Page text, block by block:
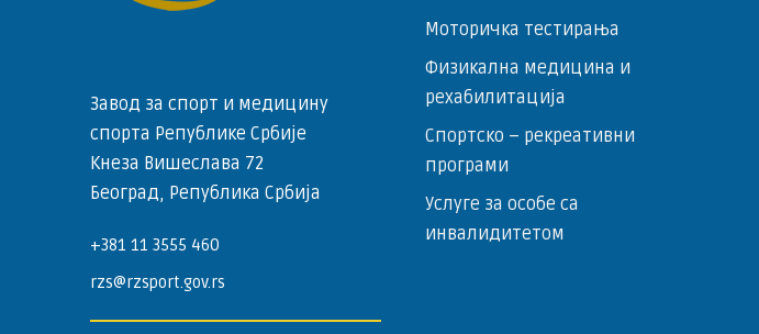
Завод за спорт и медицину
спорта Републике Србије
Кнеза Вишеслава 72
Београд, Република Србија
+381 11 3555 460
rzs@rzsport.gov.rs
Моторичка тестирања
Физикална медицина и
рехабилитација
Спортско – ­рекреативни
програми
Услуге за особе са
инвалидитетом